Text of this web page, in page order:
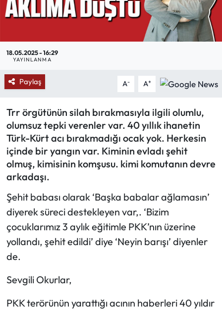
18.05.2025 - 16:29
YAYINLANMA
Paylaş A- A+
Trr örgütünün silah bırakmasıyla ilgili olumlu,
olumsuz tepki verenler var. 40 yıllık ihanetin
Türk-Kürt acı bırakmadığı ocak yok. Herkesin
içinde bir yangın var. Kiminin evladı şehit
olmuş, kimisinin komşusu. kimi komutanın devre
arkadaşı.
Şehit babası olarak ‘Başka babalar ağlamasın’
diyerek süreci destekleyen var,. ‘Bizim
çocuklarımız 3 aylık eğitimle PKK’nın üzerine
yollandı, şehit edildi’ diye ‘Neyin barışı’ diyenler
de.
Sevgili Okurlar,
PKK terörünün yarattığı acının haberleri 40 yıldır
Mektup Galeri
Röportaj
Karikatür Galeri
BIK
ASTROLOJİ
Spor Yazıları
Ekonomi